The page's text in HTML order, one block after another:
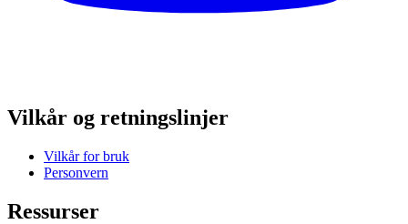
Vilkår og retningslinjer
Vilkår for bruk
Personvern
Ressurser